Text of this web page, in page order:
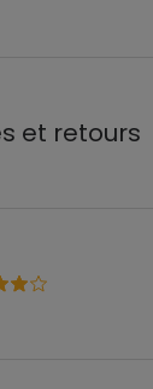
et retours